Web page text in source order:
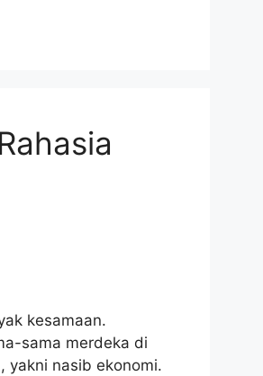
kesamaan.
sama merdeka di
yakni nasib ekonomi.